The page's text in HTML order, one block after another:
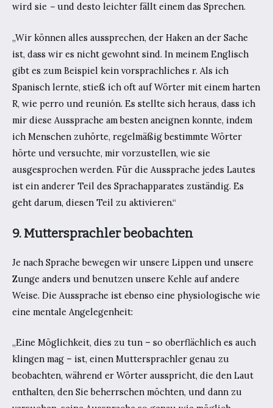
wird sie – und desto leichter fällt einem das Sprechen.
„Wir können alles aussprechen, der Haken an der Sache
ist, dass wir es nicht gewohnt sind. In meinem Englisch
gibt es zum Beispiel kein vorsprachliches r. Als ich
Spanisch lernte, stieß ich oft auf Wörter mit einem harten
R, wie perro und reunión. Es stellte sich heraus, dass ich
mir diese Aussprache am besten aneignen konnte, indem
ich Menschen zuhörte, regelmäßig bestimmte Wörter
hörte und versuchte, mir vorzustellen, wie sie
ausgesprochen werden. Für die Aussprache jedes Lautes
ist ein anderer Teil des Sprachapparates zuständig. Es
geht darum, diesen Teil zu aktivieren.“
9. Muttersprachler beobachten
Je nach Sprache bewegen wir unsere Lippen und unsere
Zunge anders und benutzen unsere Kehle auf andere
Weise. Die Aussprache ist ebenso eine physiologische wie
eine mentale Angelegenheit:
„Eine Möglichkeit, dies zu tun – so oberflächlich es auch
klingen mag – ist, einen Muttersprachler genau zu
beobachten, während er Wörter ausspricht, die den Laut
enthalten, den Sie beherrschen möchten, und dann zu